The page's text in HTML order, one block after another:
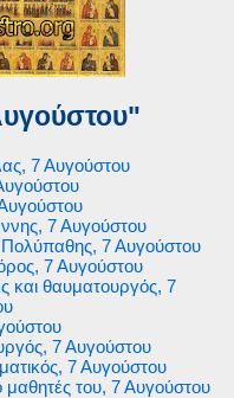
7 Αυγούστου
7 Αυγούστου
7 Αυγούστου
7 Αυγούστου
και θαυματουργός, 7
7 Αυγούστου
7 Αυγούστου
μαθητές του, 7 Αυγούστου